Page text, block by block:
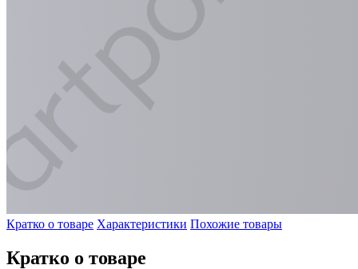
Кратко о товаре Характеристики Похожие товары
Кратко о товаре